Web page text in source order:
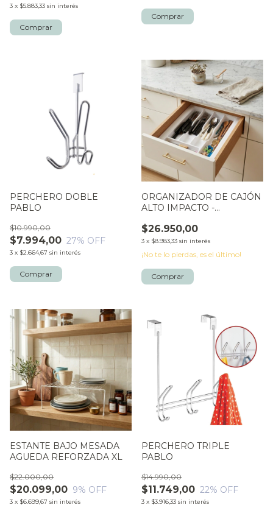
3 x $5.883,33 sin interés
PERCHERO DOBLE
PABLO
$7.994,00
$10.990,00
27% OFF
3 x $2.664,67 sin interés
ORGANIZADOR DE CAJÓN
ALTO IMPACTO -
$26.950,00
3 x $8.983,33 sin interés
¡No te lo pierdas, es el último!
Comprar
ESTANTE BAJO MESADA
AGUEDA REFORZADA XL
$20.099,00
$22.000,00
9% OFF
3 x $6.699,67 sin interés
PERCHERO TRIPLE
PABLO
$11.749,00
$14.990,00
22% OFF
3 x $3.916,33 sin interés